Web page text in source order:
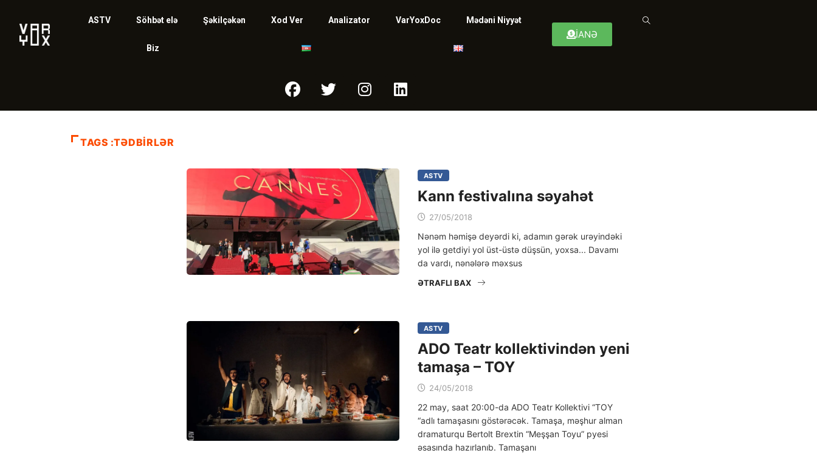
ASTV Söhbət elə Şəkilçəkən Xod Ver Analizator VarYoxDoc Mədəni Niyyət
Biz
İANƏ
TAGS :TƏDBIRLƏR
ASTV
Kann festivalına səyahət
27/05/2018
Nənəm həmişə deyərdi ki, adamın gərək urəyindəki
yol ilə getdiyi yol üst-üstə düşsün, yoxsa... Davamı
da vardı, nənələrə məxsus
ƏTRAFLI BAX
ASTV
ADO Teatr kollektivindən yeni
tamaşa – TOY
24/05/2018
22 may, saat 20:00-da ADO Teatr Kollektivi “TOY
“adlı tamaşasını göstərəcək. Tamaşa, məşhur alman
dramaturqu Bertolt Brextin “Meşşan Toyu” pyesi
əsasında hazırlanıb. Tamaşanı